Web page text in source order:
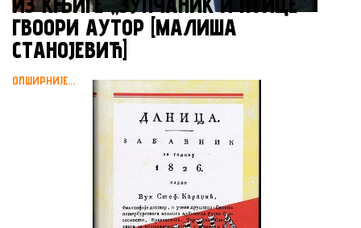
ГВООРИ АУТОР [МАЛИША
СТАНОЈЕВИЋ]
ОПШИРНИЈЕ...